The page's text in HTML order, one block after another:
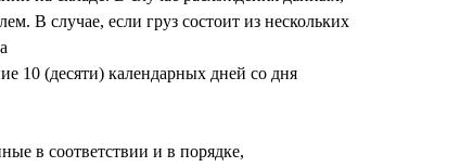
В случае, если груз состоит из нескольких
10 (десяти) календарных дней со дня
в соответствии и в порядке,